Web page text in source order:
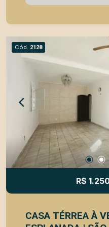
com 3 dormitórios,
proporciona momentos de
social é composta por
criando um ambiente
familiares e amigos. A cozinha possui ótimo
aproveitamento dos
para o dia a dia. Nos fundos, o destaque fica por
conta do espaço
confraternizações e
família. Destaques do imóvel: | Casa
assobradada | 3
Ambientes amplos e
gourmet | Cozinha
de jantar | Área de
supermercados,
restaurantes e com
Cód. 2128
R$
CASA TÉRREA À VENDA | JARDIM